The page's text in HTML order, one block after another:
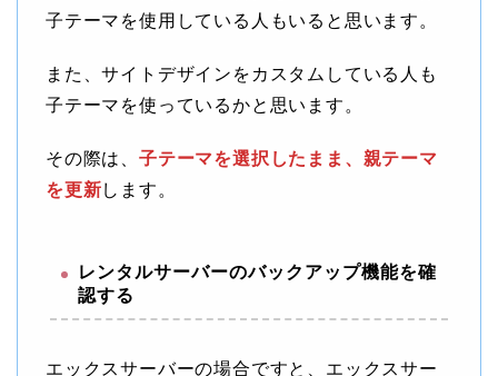
子テーマを使用している人もいると思います。
また、サイトデザインをカスタムしている人も
子テーマを使っているかと思います。
その際は、 子テーマを選択したまま、親テーマ
を更新します。
レンタルサーバーのバックアップ機能を確
認する
エックスサーバーの場合ですと、エックスサー